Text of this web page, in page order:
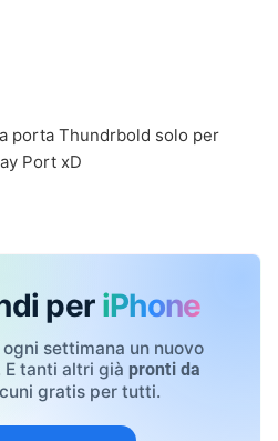
porta Thundrbold solo per
Port xD
per iPhone
settimana un nuovo
E tanti altri già pronti da
gratis per tutti.